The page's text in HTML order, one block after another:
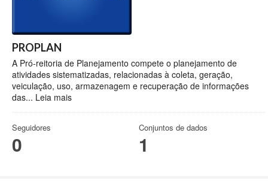
PROPLAN
A Pró-reitoria de Planejamento compete o planejamento de
atividades sistematizadas, relacionadas à coleta, geração,
veiculação, uso, armazenagem e recuperação de informações
das... Leia mais
Seguidores
0
Conjuntos de dados
1